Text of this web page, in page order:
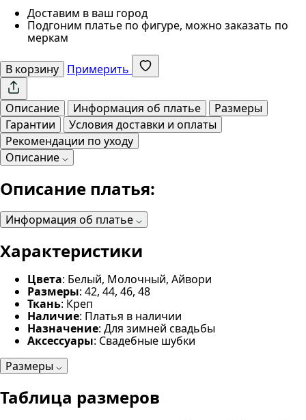
Доставим в ваш город
Подгоним платье по фигуре, можно заказать по
меркам
В корзину Примерить
Описание Информация об платье
Размеры
Гарантии
Условия доставки и оплаты
Рекомендации по уходу
Описание
Описание платья:
Информация об платье
Характеристики
Цвета: Белый, Молочный, Айвори
Размеры: 42, 44, 46, 48
Ткань: Креп
Наличие: Платья в наличии
Назначение: Для зимней свадьбы
Аксессуары: Свадебные шубки
Размеры
Таблица размеров